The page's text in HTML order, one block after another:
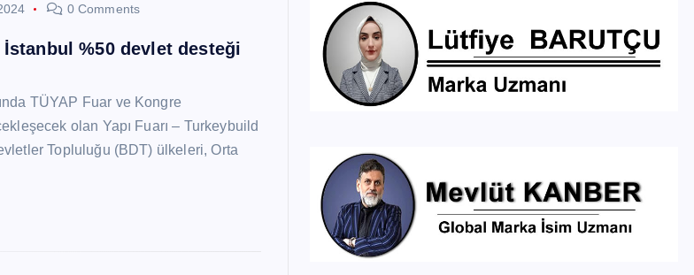
0 Comments
İstanbul %50 devlet desteği
TÜYAP Fuar ve Kongre
olan Yapı Fuarı – Turkeybuild
Topluluğu (BDT) ülkeleri, Orta